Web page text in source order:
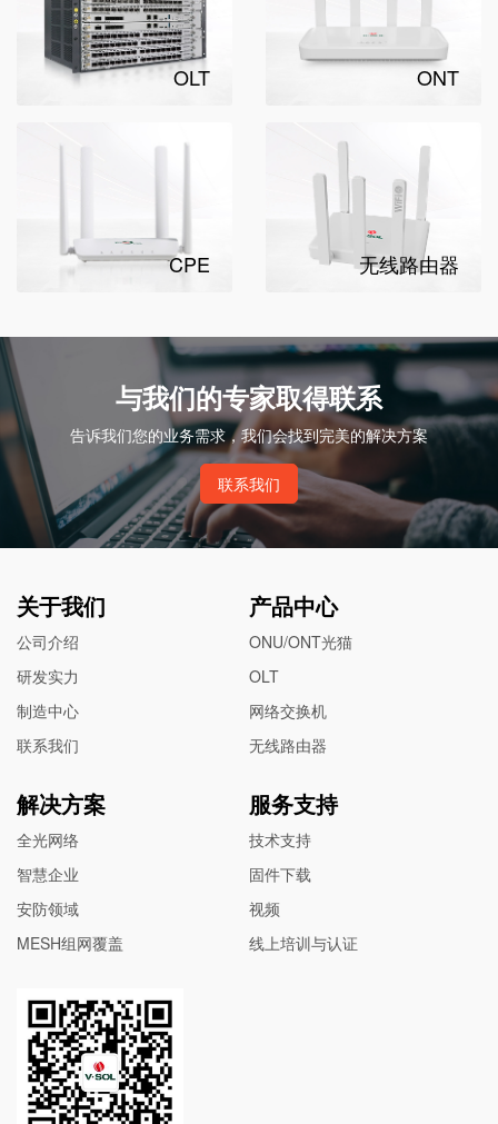
OLT ONT
CPE 无线路由器
与我们的专家取得联系
告诉我们您的业务需求，我们会找到完美的解决方案
联系我们
关于我们
公司介绍
研发实力
制造中心
联系我们
产品中心
ONU/ONT光猫
OLT
网络交换机
无线路由器
解决方案
全光网络
智慧企业
安防领域
MESH组网覆盖
服务支持
技术支持
固件下载
视频
线上培训与认证